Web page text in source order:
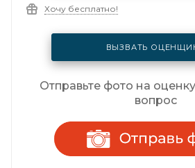
Хочу бесплатно!
ВЫЗВАТЬ
Отправьте фото на
вопрос